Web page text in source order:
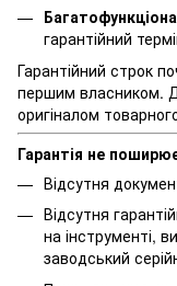
гарантійний
Гарантійний строк
першим власником.
оригіналом
Гарантія не
Відсутня
Відсутня
на інструменті,
заводський